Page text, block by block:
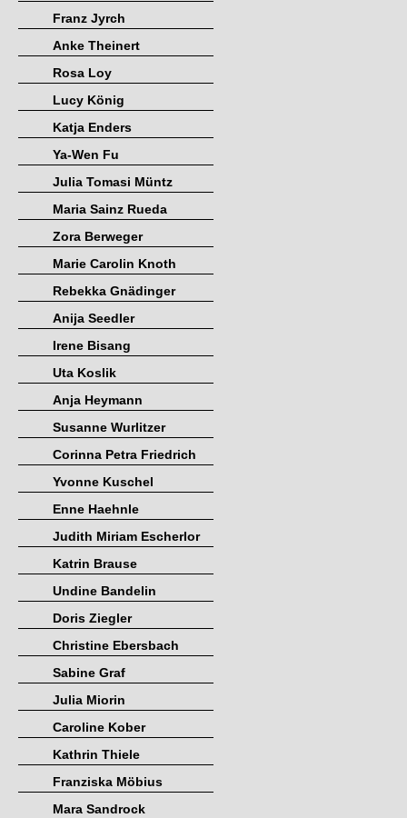
Franz Jyrch
Anke Theinert
Rosa Loy
Lucy König
Katja Enders
Ya-Wen Fu
Julia Tomasi Müntz
Maria Sainz Rueda
Zora Berweger
Marie Carolin Knoth
Rebekka Gnädinger
Anija Seedler
Irene Bisang
Uta Koslik
Anja Heymann
Susanne Wurlitzer
Corinna Petra Friedrich
Yvonne Kuschel
Enne Haehnle
Judith Miriam Escherlor
Katrin Brause
Undine Bandelin
Doris Ziegler
Christine Ebersbach
Sabine Graf
Julia Miorin
Caroline Kober
Kathrin Thiele
Franziska Möbius
Mara Sandrock